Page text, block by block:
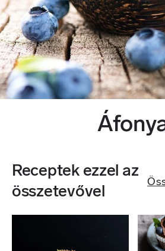
Receptek ezzel az
összetevővel